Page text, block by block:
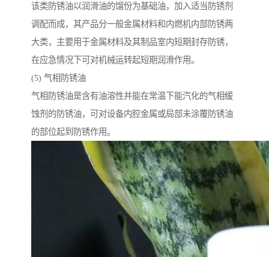
该类防锈油以润滑油的馏份为基础油，加入适当防锈剂
调配而成，其产品分一般金属材料和内燃机内部防锈两
大类，主要用于金属材料及其制品室内短期封存防锈，
在应急情况下可对机械运转起短期润滑作用。
(5) 气相防锈油
气相防锈油是含有油溶性并能在常温下能汽化的气相缓
蚀剂的防锈油，可对设备内腔金属或局部未涂覆防锈油
的部位起到防锈作用。